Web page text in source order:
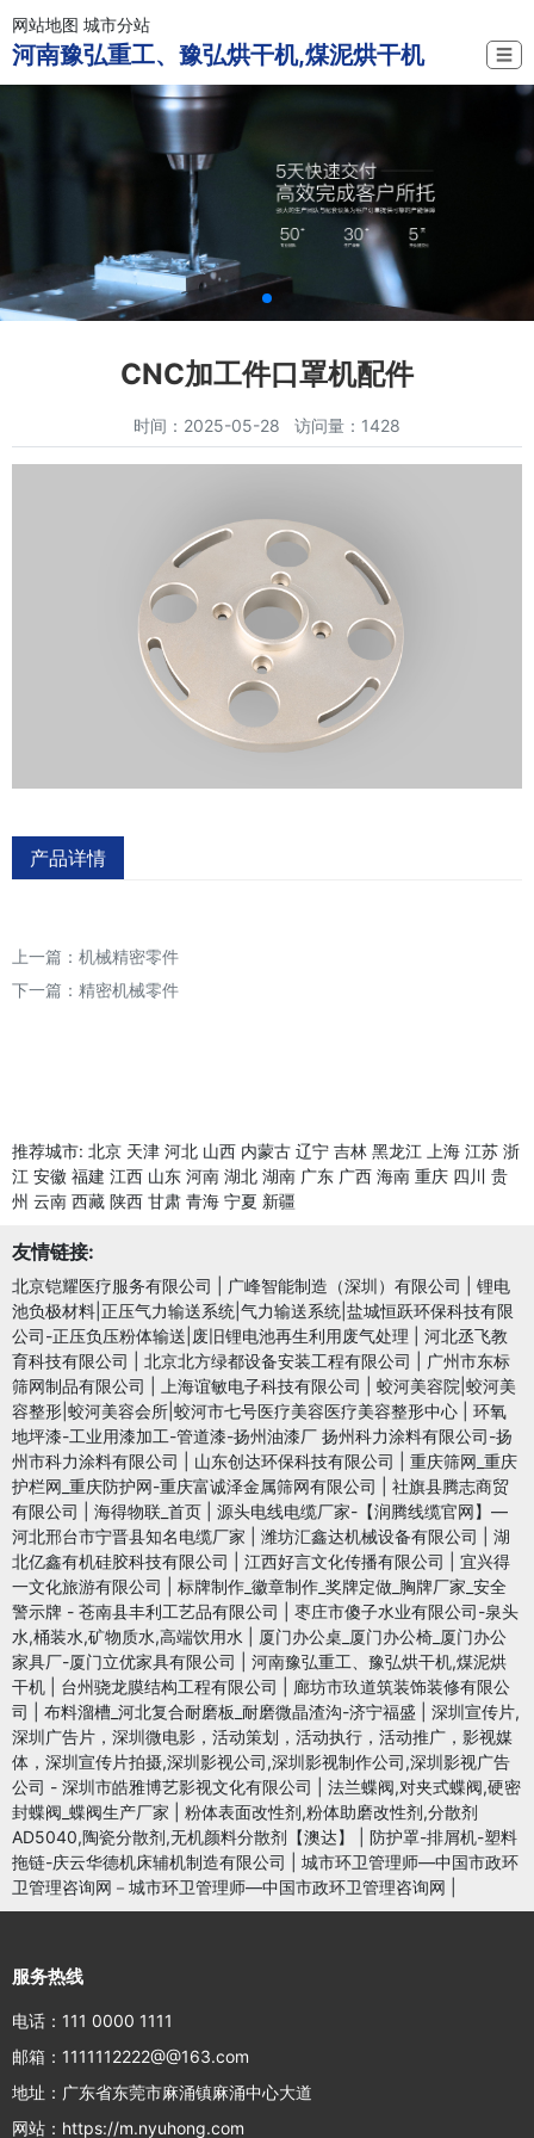
网站地图 城市分站
河南豫弘重工、豫弘烘干机,煤泥烘干机 ☰
CNC加工件口罩机配件
时间：2025-05-28 访问量：1428
产品详情
上一篇： 机械精密零件
下一篇： 精密机械零件
推荐城市: 北京 天津 河北 山西 内蒙古 辽宁 吉林 黑龙江 上海 江苏 浙
江 安徽 福建 江西 山东 河南 湖北 湖南 广东 广西 海南 重庆 四川 贵
州 云南 西藏 陕西 甘肃 青海 宁夏 新疆
友情链接:
北京铠耀医疗服务有限公司 广峰智能制造（深圳）有限公司
锂电
池负极材料|正压气力输送系统|气力输送系统|盐城恒跃环保科技有限
公司-正压负压粉体输送|废旧锂电池再生利用废气处理
河北丞飞教
育科技有限公司
北京北方绿都设备安装工程有限公司
广州市东标
筛网制品有限公司
上海谊敏电子科技有限公司
蛟河美容院|蛟河美
容整形|蛟河美容会所|蛟河市七号医疗美容医疗美容整形中心
环氧
地坪漆-工业用漆加工-管道漆-扬州油漆厂 扬州科力涂料有限公司-扬
州市科力涂料有限公司
山东创达环保科技有限公司
重庆筛网_重庆
护栏网_重庆防护网-重庆富诚泽金属筛网有限公司
社旗县腾志商贸
有限公司
海得物联_首页
源头电线电缆厂家-【润腾线缆官网】—
河北邢台市宁晋县知名电缆厂家
潍坊汇鑫达机械设备有限公司
湖
北亿鑫有机硅胶科技有限公司
江西好言文化传播有限公司
宜兴得
一文化旅游有限公司
标牌制作_徽章制作_奖牌定做_胸牌厂家_安全
警示牌 - 苍南县丰利工艺品有限公司
枣庄市傻子水业有限公司-泉头
水,桶装水,矿物质水,高端饮用水
厦门办公桌_厦门办公椅_厦门办公
家具厂-厦门立优家具有限公司
河南豫弘重工、豫弘烘干机,煤泥烘
干机
台州骁龙膜结构工程有限公司
廊坊市玖道筑装饰装修有限公
司
布料溜槽_河北复合耐磨板_耐磨微晶渣沟-济宁福盛
深圳宣传片,
深圳广告片，深圳微电影，活动策划，活动执行，活动推广，影视媒
体，深圳宣传片拍摄,深圳影视公司,深圳影视制作公司,深圳影视广告
公司 - 深圳市皓雅博艺影视文化有限公司
法兰蝶阀,对夹式蝶阀,硬密
封蝶阀_蝶阀生产厂家
粉体表面改性剂,粉体助磨改性剂,分散剂
AD5040,陶瓷分散剂,无机颜料分散剂【澳达】
防护罩-排屑机-塑料
拖链-庆云华德机床辅机制造有限公司
城市环卫管理师—中国市政环
卫管理咨询网－城市环卫管理师—中国市政环卫管理咨询网
服务热线
电话：111 0000 1111
邮箱：1111112222@@163.com
地址：广东省东莞市麻涌镇麻涌中心大道
网站：https://m.nyuhong.com